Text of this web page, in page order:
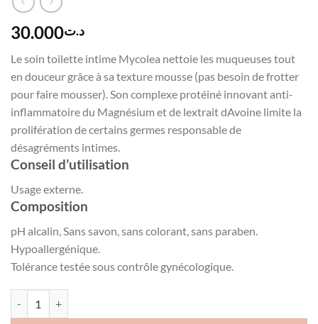
د.ت30.000
Le soin toilette intime Mycolea nettoie les muqueuses tout
en douceur grâce à sa texture mousse (pas besoin de frotter
pour faire mousser). Son complexe protéiné innovant anti-
inflammatoire du Magnésium et de lextrait dAvoine limite la
prolifération de certains germes responsable de
désagréments intimes.
Conseil d’utilisation
Usage externe.
Composition
pH alcalin, Sans savon, sans colorant, sans paraben.
Hypoallergénique.
Tolérance testée sous contrôle gynécologique.